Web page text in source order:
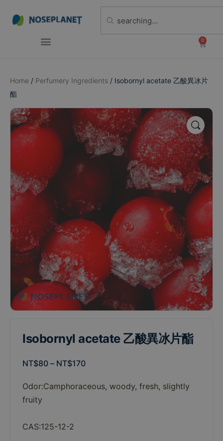
0
Home / Perfumery Ingredients / Isobornyl acetate 乙酸異冰片
酯
🔍
Isobornyl acetate 乙酸異冰片酯
NT$80 – NT$170
Odor:Camphoraceous, woody, fresh, slightly
fruity
CAS:125-12-2